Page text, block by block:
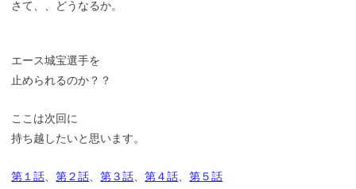
さて、、どうなるか。
エース城宝選手を
止められるのか？？
ここは次回に
持ち越したいと思います。
第１話、第２話、第３話、第４話、第５話